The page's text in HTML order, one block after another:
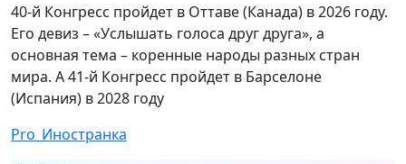
40-й Конгресс пройдет в Оттаве (Канада) в 2026 году.
Его девиз – «Услышать голоса друг друга», а
основная тема – коренные народы разных стран
мира. А 41-й Конгресс пройдет в Барселоне
(Испания) в 2028 году
Pro_Иностранка